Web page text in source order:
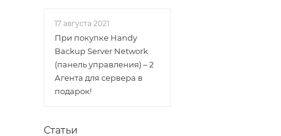
17 августа 2021
При покупке Handy
Backup Server Network
(панель управления) – 2
Агента для сервера в
подарок!
Статьи